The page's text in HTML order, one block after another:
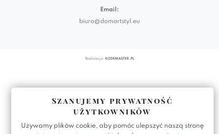
Email:
biuro@domartstyl.eu
Realizacja: KODEMASTER.PL
Szanujemy prywatność
użytkowników
Używamy plików cookie, aby pomóc ulepszyć naszą stronę